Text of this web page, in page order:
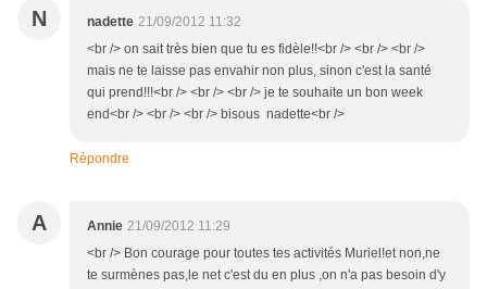
N nadette 21/09/2012 11:32
<br /> on sait très bien que tu es fidèle!!<br /> <br /> <br />
mais ne te laisse pas envahir non plus, sinon c'est la santé
qui prend!!!<br /> <br /> <br /> je te souhaite un bon week
end<br /> <br /> <br /> bisous nadette<br />
Répondre
A Annie 21/09/2012 11:29
<br /> Bon courage pour toutes tes activités Muriel!et non,ne
te surmènes pas,le net c'est du en plus ,on n'a pas besoin d'y